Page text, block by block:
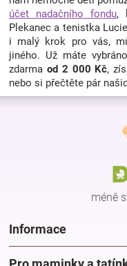
účet nadačního fondu,
Plekanec a tenistka
i malý krok pro vás,
jiného. Už máte
zdarma od 2 000 Kč,
nebo si přečtěte pár
Z
méně
Informace